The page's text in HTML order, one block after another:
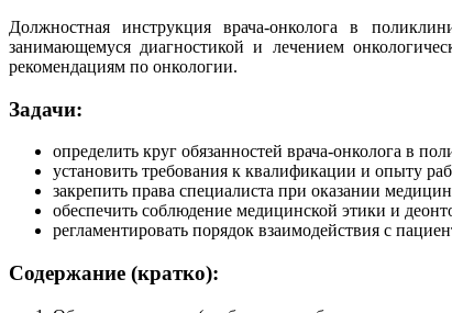
Должностная инструкция врача-онколога в
занимающемуся диагностикой и лечением
рекомендациям по онкологии.
Задачи:
определить круг обязанностей врача-онколога в
установить требования к квалификации и опыту
закрепить права специалиста при оказании
обеспечить соблюдение медицинской этики и
регламентировать порядок взаимодействия с
Содержание (кратко):